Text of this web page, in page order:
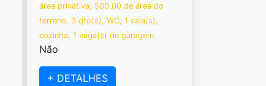
área privativa, 500.00 de área do
terreno, 3 qto(s), WC, 1 sala(s),
cozinha, 1 vaga(s) de garagem.
Não
+ DETALHES